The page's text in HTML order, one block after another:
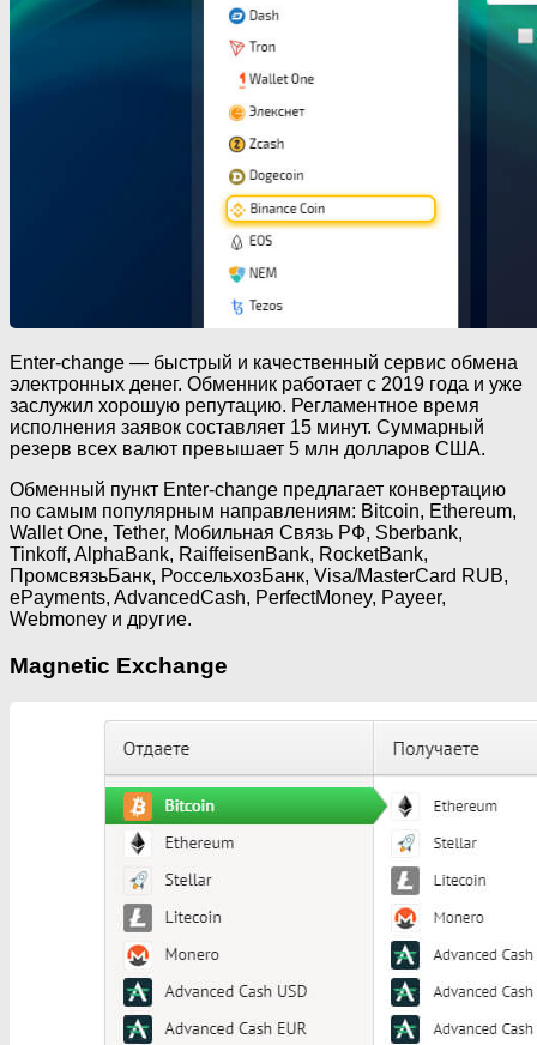
Enter-change — быстрый и качественный сервис обмена
электронных денег. Обменник работает с 2019 года и уже
заслужил хорошую репутацию. Регламентное время
исполнения заявок составляет 15 минут. Суммарный
резерв всех валют превышает 5 млн долларов США.
Обменный пункт Enter-change предлагает конвертацию
по самым популярным направлениям: Bitcoin, Ethereum,
Wallet One, Tether, Мобильная Связь РФ, Sberbank,
Tinkoff, AlphaBank, RaiffeisenBank, RocketBank,
ПромсвязьБанк, РоссельхозБанк, Visa/MasterCard RUB,
ePayments, AdvancedCash, PerfectMoney, Payeer,
Webmoney и другие.
Magnetic Exchange